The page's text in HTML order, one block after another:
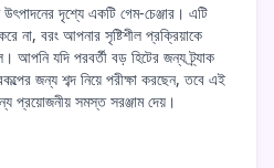
দৃশ্যে একটি গেম-চেঞ্জার। এটি
না, বরং আপনার সৃষ্টিশীল প্রক্রিয়াকে
যদি পরবর্তী বড় হিটের জন্য ট্র্যাক
জন্য শব্দ নিয়ে পরীক্ষা করছেন, তবে এই
প্রয়োজনীয় সমস্ত সরঞ্জাম দেয়।